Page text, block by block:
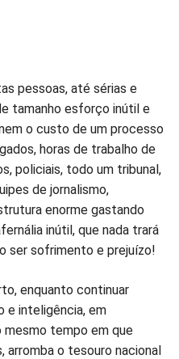
pessoas, até sérias e
tamanho esforço inútil e
o custo de um processo
horas de trabalho de
policiais, todo um tribunal,
de jornalismo,
enorme gastando
inútil, que nada trará
ser sofrimento e prejuízo!
enquanto continuar
e inteligência, em
mesmo tempo em que
o tesouro nacional